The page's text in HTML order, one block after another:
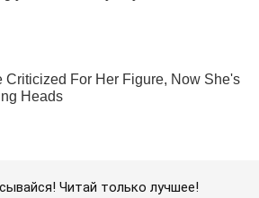
Читай только лучшее!